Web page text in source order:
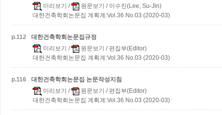
미리보기 / 원문보기 / 이수진(Lee, Su-Jin)
대한건축학회논문집 계획계:Vol.36 No.03 (2020-03)
p.112
대한건축학회논문집규정
미리보기 / 원문보기 / 편집부(Editor)
대한건축학회논문집 계획계:Vol.36 No.03 (2020-03)
p.116
대한건축학회논문집 논문작성지침
미리보기 / 원문보기 / 편집부(Editor)
대한건축학회논문집 계획계:Vol.36 No.03 (2020-03)